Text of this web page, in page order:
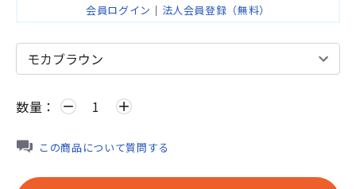
会員ログイン ｜ 法人会員登録（無料）
数量： remove add
この商品について質問する